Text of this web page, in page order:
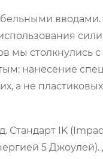
вводами.
столкнулись с
нанесение
а не
Стандарт IK
5